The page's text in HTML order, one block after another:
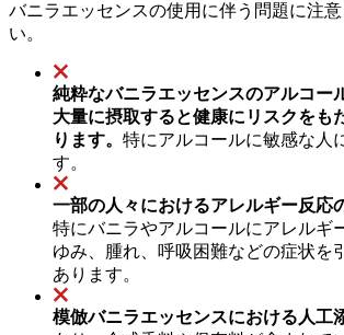
バニラエッセンスの使用に伴う問題に注
い。
純粋なバニラエッセンスのアルコー
大量に摂取すると健康にリスクをも
ります。 特にアルコールに敏感な人
す。
一部の人々におけるアレルギー反応
特にバニラやアルコールにアレルギ
ゆみ、腫れ、呼吸困難などの症状を
あります。
模倣バニラエッセンスにおける人工